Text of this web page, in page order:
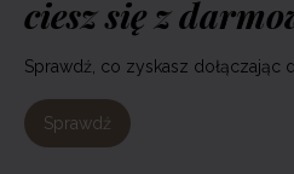
ciesz się z
Sprawdź, co zyskasz dołączając
Sprawdź